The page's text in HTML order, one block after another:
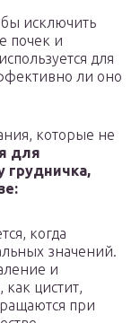
исключить
почек и
для
ли оно
которые не
для
грудничка,
когда
значений.
и
цистит,
при